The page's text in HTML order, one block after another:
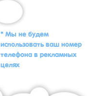
* Мы не будем
использовать ваш номер
телефона в рекламных
целях